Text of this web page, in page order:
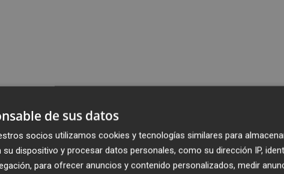
de sus datos
socios utilizamos cookies y tecnologías similares para
dispositivo y procesar datos personales, como su dirección IP,
para ofrecer anuncios y contenido personalizados, medir